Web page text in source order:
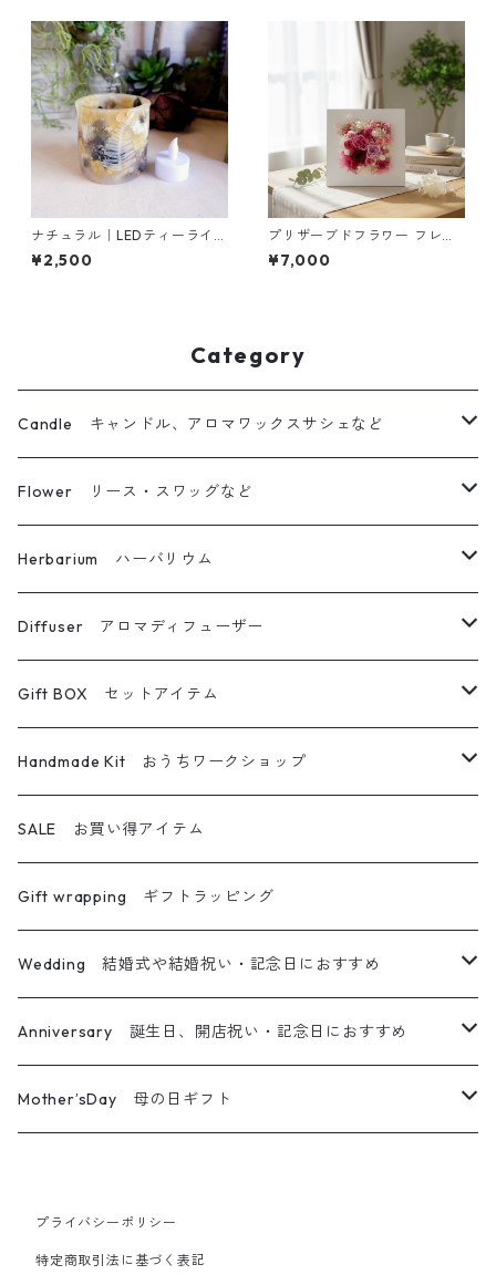
ナチュラル｜LEDティーライト
専用ボタニカルキャンドルホ
ルダー
¥2,500
プリザーブドフラワー フレー
ム（ホワイト）｜インテリア
ギフトに
¥7,000
Category
Candle キャンドル、アロマワックスサシェなど
ボタニカルキャンドル
立体仕上げボタニカルキャンドル
キャンドルホルダー
ボトルキャンドル
グラスキャンドル
アロマワックスサシェ
ティーライトキャンドル
Flower リース・スワッグなど
リース
ブーケ・スワッグ
フォトフレーム
その他フラワー雑貨
Herbarium ハーバリウム
ハーバリウム
ボールペン
メイクブラシ
アロマディフューザー
オイルランプ
Diffuser アロマディフューザー
フラワーディフューザー
フラワーディフューザー専用詰め替えボトル
ハーバリウムディフューザー
Gift BOX セットアイテム
キャンドル＆サシェ
キャンドル＆ブーケ
キャンドル＆リース
キャンドル＆サシェ＆ブーケ
キャンドル＆ホルダー＆ブーケ
Handmade Kit おうちワークショップ
ハーバリウム
ハーバリウムペン
フレームアレンジ
リース
ガラスジャーアレンジ
SALE お買い得アイテム
Gift wrapping ギフトラッピング
Wedding 結婚式や結婚祝い・記念日におすすめ
メッセージ入りキャンドル
ウエルカムボード
その他フラワー雑貨
Anniversary 誕生日、開店祝い・記念日におすすめ
メッセージ入りキャンドル
その他フラワー雑貨
Mother’sDay 母の日ギフト
ギフトセット
プライバシーポリシー
特定商取引法に基づく表記